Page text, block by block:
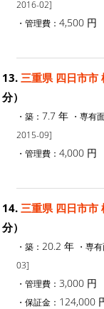
2016-02]
・管理費： 4,500 円
13. 三重県 四日市市
分）
・築： 7.7 年 ・専有
2015-09]
・管理費： 4,000 円
14. 三重県 四日市市
分）
・築： 20.2 年 ・専
03]
・管理費： 3,000 円
・保証金： 124,000